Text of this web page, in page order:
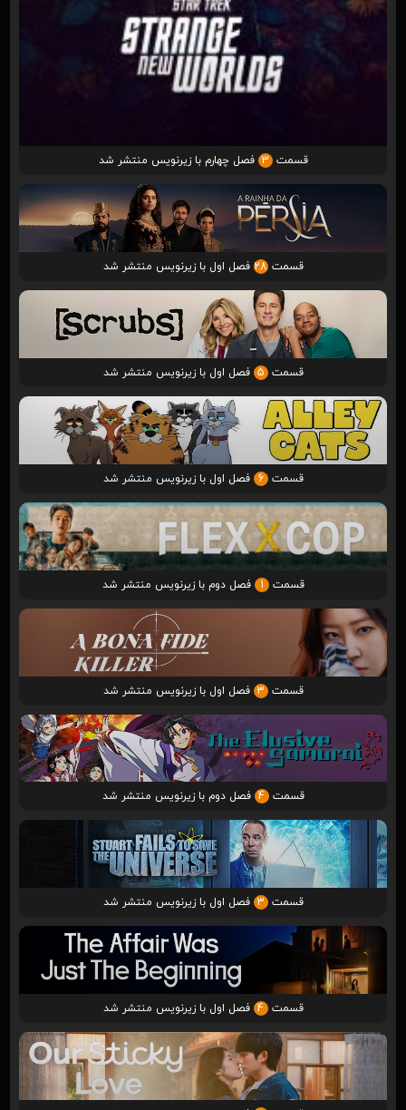
قسمت 3 فصل چهارم با زیرنویس منتشر شد
قسمت28 فصل اول با زیرنویس منتشر شد
قسمت 5 فصل اول با زیرنویس منتشر شد
قسمت 6 فصل اول با زیرنویس منتشر شد
قسمت 1 فصل دوم با زیرنویس منتشر شد
قسمت 3 فصل اول با زیرنویس منتشر شد
قسمت 4 فصل دوم با زیرنویس منتشر شد
قسمت 3 فصل اول با زیرنویس منتشر شد
قسمت 4 فصل اول با زیرنویس منتشر شد